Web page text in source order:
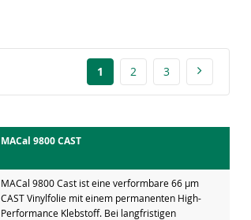
1 2 3
MACal 9800 CAST
MACal 9800 Cast ist eine verformbare 66 µm
CAST Vinylfolie mit einem permanenten High-
Performance Klebstoff. Bei langfristigen